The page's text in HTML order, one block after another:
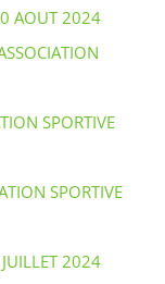
AOUT 2024
SPORTIVE
SPORTIVE
2024